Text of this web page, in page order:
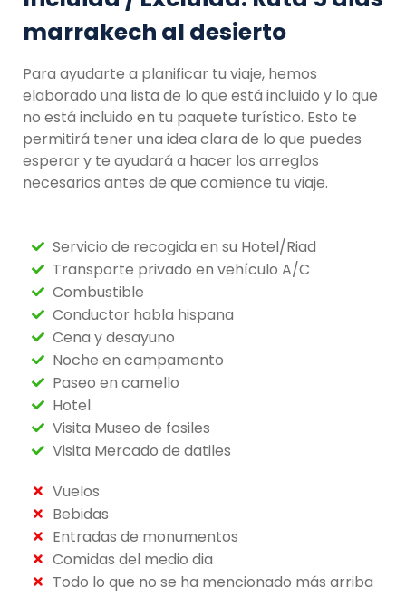
marrakech al desierto
Para ayudarte a planificar tu viaje, hemos
elaborado una lista de lo que está incluido y lo que
no está incluido en tu paquete turístico. Esto te
permitirá tener una idea clara de lo que puedes
esperar y te ayudará a hacer los arreglos
necesarios antes de que comience tu viaje.
Servicio de recogida en su Hotel/Riad
Transporte privado en vehículo A/C
Combustible
Conductor habla hispana
Cena y desayuno
Noche en campamento
Paseo en camello
Hotel
Visita Museo de fosiles
Visita Mercado de datiles
Vuelos
Bebidas
Entradas de monumentos
Comidas del medio dia
Todo lo que no se ha mencionado más arriba